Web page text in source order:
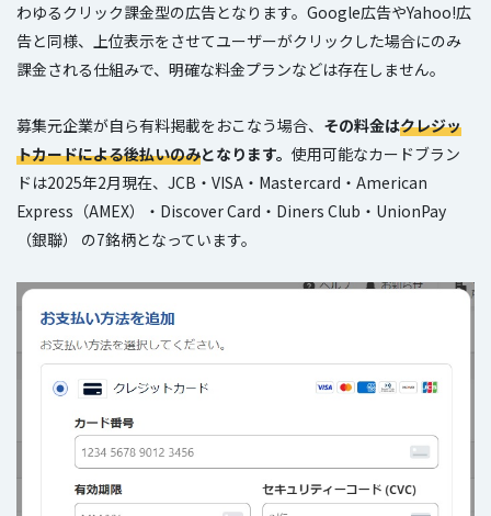
わゆるクリック課金型の広告となります。Google広告やYahoo!広
告と同様、上位表示をさせてユーザーがクリックした場合にのみ
課金される仕組みで、明確な料金プランなどは存在しません。
募集元企業が自ら有料掲載をおこなう場合、 その料金はクレジッ
トカードによる後払いのみとなります。 使用可能なカードブラン
ドは2025年2月現在、JCB・VISA・Mastercard・American
Express（AMEX）・Discover Card・Diners Club・UnionPay
（銀聯） の7銘柄となっています。